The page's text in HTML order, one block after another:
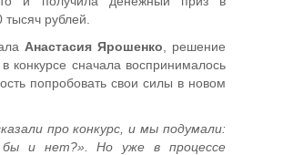
рублей.
Анастасия Ярошенко , решение
в конкурсе сначала воспринималось
попробовать свои силы в новом
про конкурс, и мы подумали:
бы и нет?». Но уже в процессе